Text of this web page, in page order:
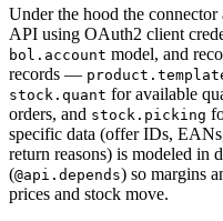
Under the hood the
API using OAuth2 client
bol.account model, and
records —
stock.quant for available
orders, and stock.picking
specific data (offer IDs,
return reasons) is modeled in
(@api.depends) so margins
prices and stock move.